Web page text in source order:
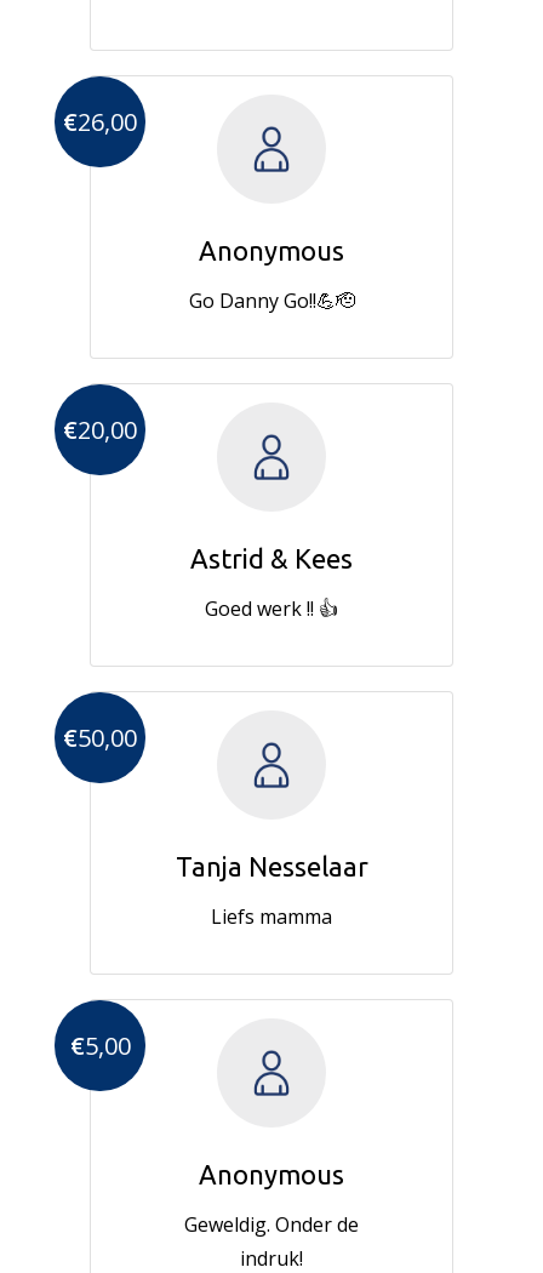
€26,00
Anonymous
Go Danny Go!!💪🫡
€20,00
Astrid & Kees
Goed werk !! 👍
€50,00
Tanja Nesselaar
Liefs mamma
€5,00
Anonymous
Geweldig. Onder de
indruk!